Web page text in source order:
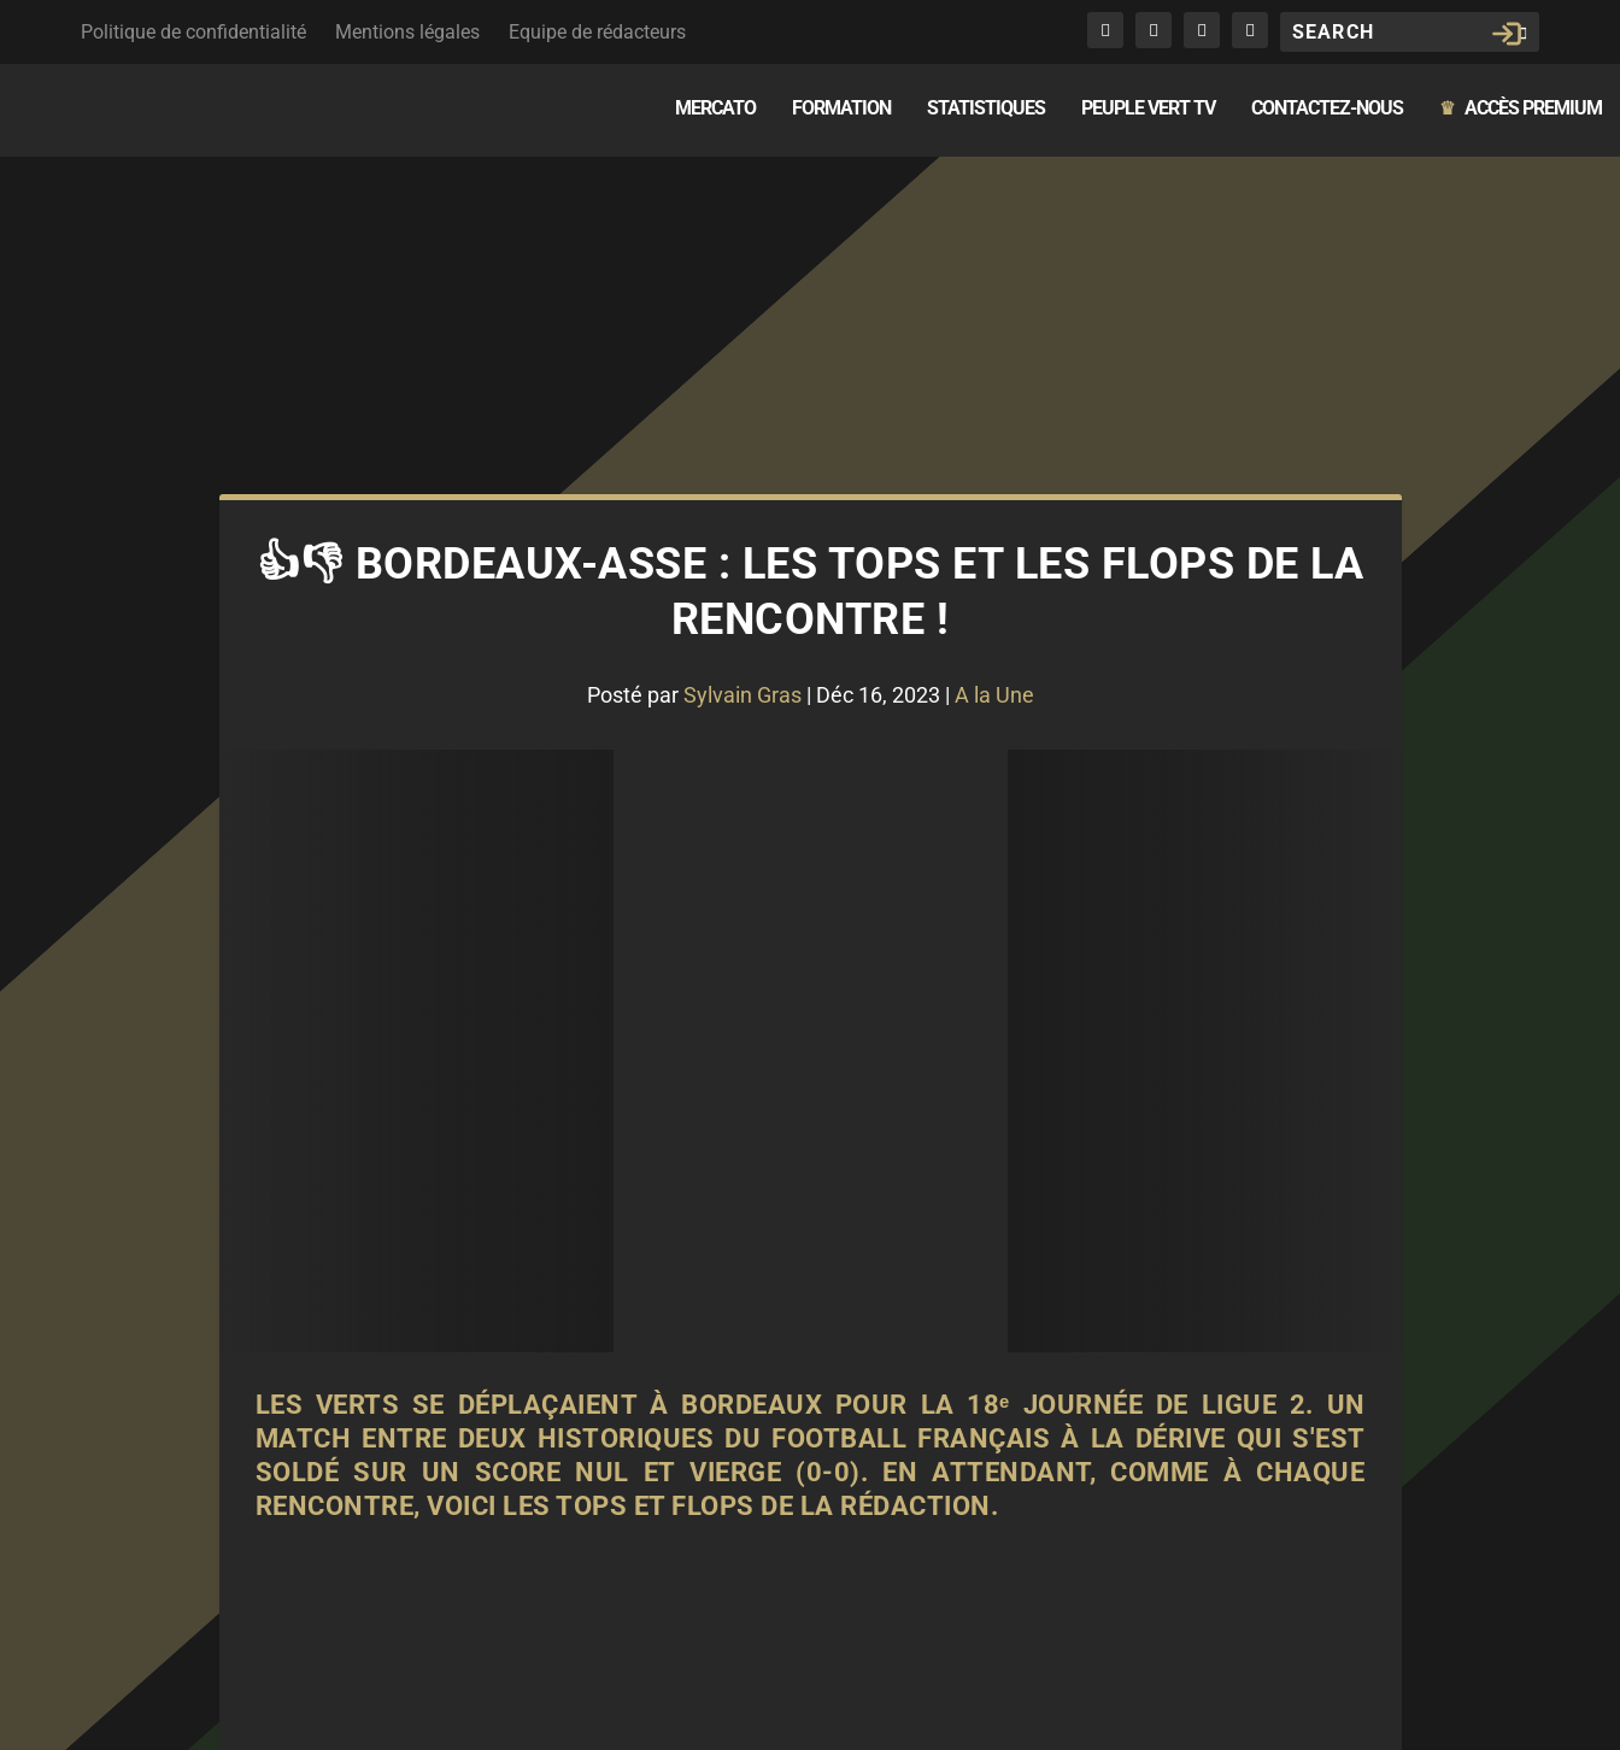
Politique de confidentialité Mentions légales Equipe de rédacteurs
MERCATO FORMATION STATISTIQUES PEUPLE VERT TV CONTACTEZ-NOUS ♛ ACCÈS PREMIUM
👍👎 BORDEAUX-ASSE : LES TOPS ET LES FLOPS DE LA
RENCONTRE !
Posté parSylvain Gras| Déc 16, 2023 | A la Une
LES VERTS SE DÉPLAÇAIENT À BORDEAUX POUR LA 18ᵉ JOURNÉE DE LIGUE 2. UN
MATCH ENTRE DEUX HISTORIQUES DU FOOTBALL FRANÇAIS À LA DÉRIVE QUI S'EST
SOLDÉ SUR UN SCORE NUL ET VIERGE (0-0). EN ATTENDANT, COMME À CHAQUE
RENCONTRE, VOICI LES TOPS ET FLOPS DE LA RÉDACTION.